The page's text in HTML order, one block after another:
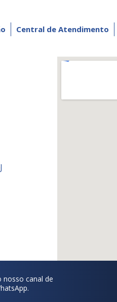
Central de Atendimento
nosso canal de